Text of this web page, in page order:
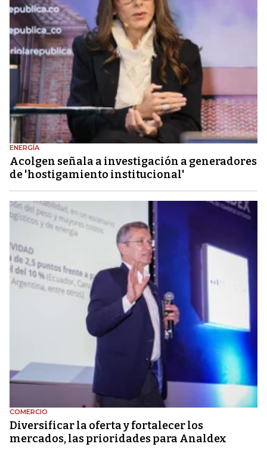
ENERGÍA
Acolgen señala a investigación a generadores
de 'hostigamiento institucional'
COMERCIO
Diversificar la oferta y fortalecer los
mercados, las prioridades para Analdex